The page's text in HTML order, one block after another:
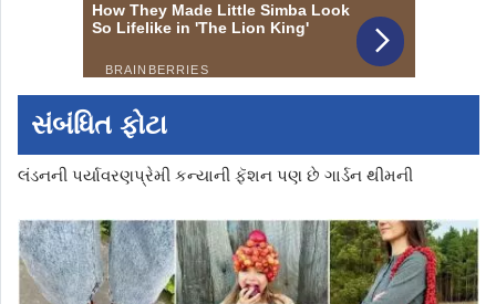
સંબંધિત ફોટા
લંડનની પર્યાવરણપ્રેમી કન્યાની ફૅશન પણ છે ગાર્ડન થીમની